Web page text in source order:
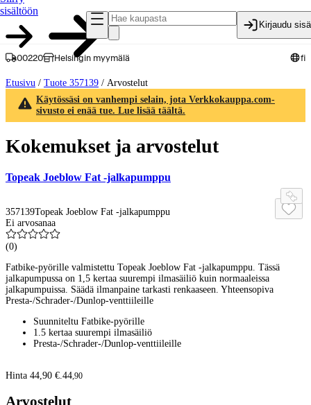
sisältöön
Kirjaudu
00220 Helsingin myymälä fi
Etusivu / Tuote 357139 / Arvostelut
Käytössäsi on vanhempi selain, jota Verkkokauppa.com-
sivusto ei enää tue. Lue lisää täältä.
Kokemukset ja arvostelut
Topeak Joeblow Fat -jalkapumppu
357139Topeak Joeblow Fat -jalkapumppu
Ei arvosanaa
(0)
Fatbike-pyörille valmistettu Topeak Joeblow Fat -jalkapumppu. Tässä
jalkapumpussa on 1,5 kertaa suurempi ilmasäiliö kuin normaaleissa
jalkapumpuissa. Säädä ilmanpaine tarkasti renkaaseen. Yhteensopiva
Presta-/Schrader-/Dunlop-venttiileille
Suunniteltu Fatbike-pyörille
1.5 kertaa suurempi ilmasäiliö
Presta-/Schrader-/Dunlop-venttiileille
Hinta 44,90 €. 44,90